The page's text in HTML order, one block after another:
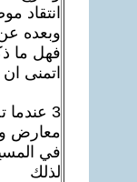
انتقاد
وبعده
فهل ما
اتمنى
3
معارض
في
لذلك